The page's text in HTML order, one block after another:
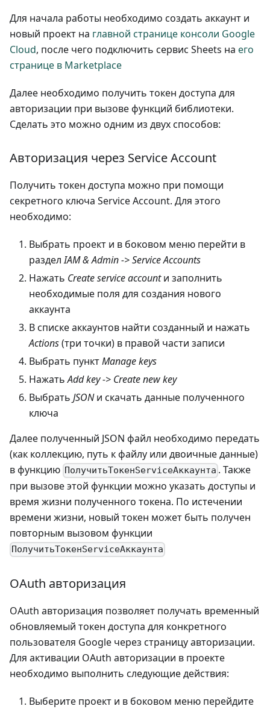
Для начала работы необходимо создать аккаунт и
новый проект на главной странице консоли Google
Cloud, после чего подключить сервис Sheets на его
странице в Marketplace
Далее необходимо получить токен доступа для
авторизации при вызове функций библиотеки.
Сделать это можно одним из двух способов:
Авторизация через Service Account
Получить токен доступа можно при помощи
секретного ключа Service Account. Для этого
необходимо:
Выбрать проект и в боковом меню перейти в
разделIAM & Admin -> Service Accounts
Нажать Create service accountи заполнить
необходимые поля для создания нового
аккаунта
В списке аккаунтов найти созданный и нажать
Actions(три точки) в правой части записи
Выбрать пунктManage keys
НажатьAdd key -> Create new key
Выбрать JSONи скачать данные полученного
ключа
Далее полученный JSON файл необходимо передать
(как коллекцию, путь к файлу или двоичные данные)
в функцию ПолучитьТокенServiceАккаунта . Также
при вызове этой функции можно указать доступы и
время жизни полученного токена. По истечении
времени жизни, новый токен может быть получен
повторным вызовом функции
ПолучитьТокенServiceАккаунта
OAuth авторизация
OAuth авторизация позволяет получать временный
обновляемый токен доступа для конкретного
пользователя Google через страницу авторизации.
Для активации OAuth авторизации в проекте
необходимо выполнить следующие действия:
Выберите проект и в боковом меню перейдите